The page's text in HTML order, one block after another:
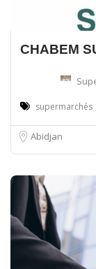
CHABEM
supermarchés
Abidjan